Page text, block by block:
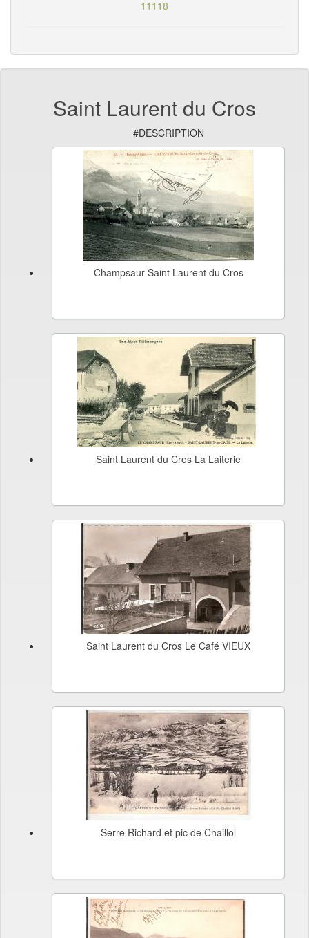
11118
Saint Laurent du Cros
#DESCRIPTION
Champsaur Saint Laurent du Cros
Saint Laurent du Cros La Laiterie
Saint Laurent du Cros Le Café VIEUX
Serre Richard et pic de Chaillol